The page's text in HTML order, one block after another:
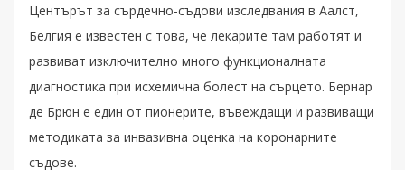
Центърът за сърдечно-съдови изследвания в Аалст,
Белгия е известен с това, че лекарите там работят и
развиват изключително много функционалната
диагностика при исхемична болест на сърцето. Бернар
де Брюн е един от пионерите, въвеждащи и развиващи
методиката за инвазивна оценка на коронарните
съдове.